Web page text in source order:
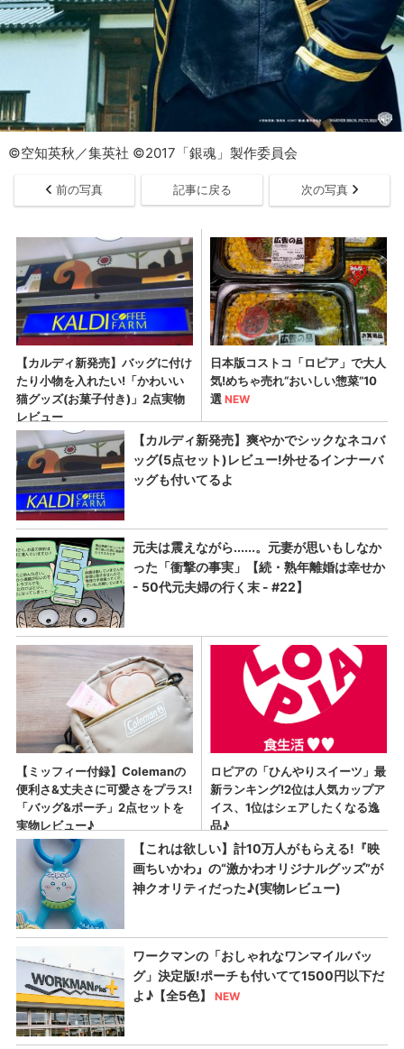
©空知英秋／集英社 ©2017「銀魂」製作委員会
前の写真 記事に戻る 次の写真